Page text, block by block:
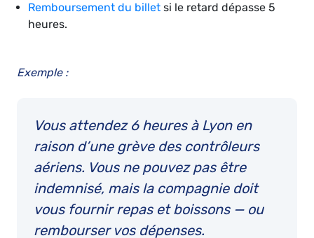
Remboursement du billet si le retard dépasse 5
heures.
Exemple :
Vous attendez 6 heures à Lyon en
raison d’une grève des contrôleurs
aériens. Vous ne pouvez pas être
indemnisé, mais la compagnie doit
vous fournir repas et boissons — ou
rembourser vos dépenses.